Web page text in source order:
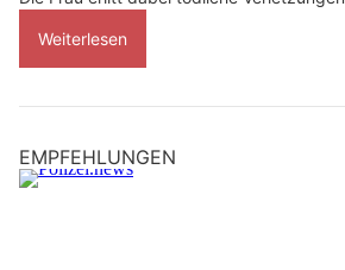
Weiterlesen
EMPFEHLUNGEN